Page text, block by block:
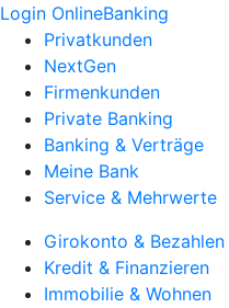
Login OnlineBanking
Privatkunden
NextGen
Firmenkunden
Private Banking
Banking & Verträge
Meine Bank
Service & Mehrwerte
Girokonto & Bezahlen
Kredit & Finanzieren
Immobilie & Wohnen